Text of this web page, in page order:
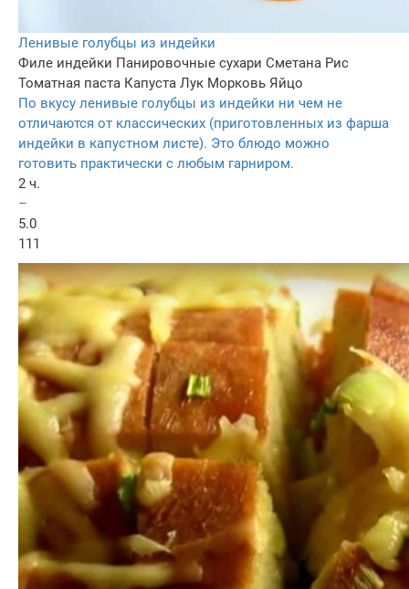
Ленивые голубцы из индейки
Филе индейки Панировочные сухари Сметана Рис
Томатная паста Капуста Лук Морковь Яйцо
По вкусу ленивые голубцы из индейки ни чем не
отличаются от классических (приготовленных из фарша
индейки в капустном листе). Это блюдо можно
готовить практически с любым гарниром.
2 ч.
–
5.0
111